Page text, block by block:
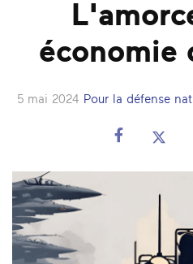
économie
5 mai 2024 Pour la défense